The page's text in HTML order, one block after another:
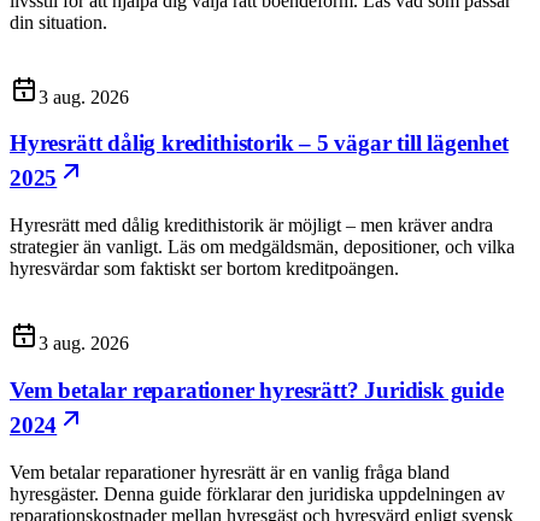
din situation.
3 aug. 2026
Hyresrätt dålig kredithistorik – 5 vägar till lägenhet
2025
Hyresrätt med dålig kredithistorik är möjligt – men kräver andra
strategier än vanligt. Läs om medgäldsmän, depositioner, och vilka
hyresvärdar som faktiskt ser bortom kreditpoängen.
3 aug. 2026
Vem betalar reparationer hyresrätt? Juridisk guide
2024
Vem betalar reparationer hyresrätt är en vanlig fråga bland
hyresgäster. Denna guide förklarar den juridiska uppdelningen av
reparationskostnader mellan hyresgäst och hyresvärd enligt svensk